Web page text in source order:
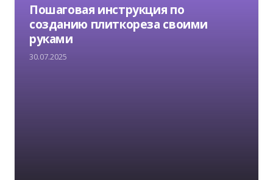
Пошаговая инструкция по
созданию плиткореза своими
руками
30.07.2025